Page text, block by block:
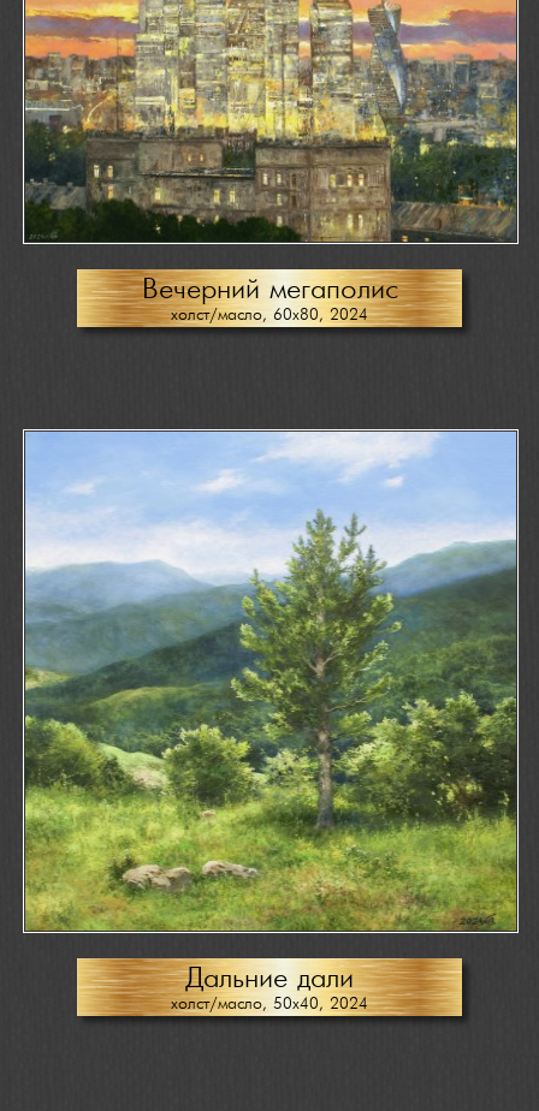
Вечерний мегаполис
холст/масло, 60х80, 2024
Дальние дали
холст/масло, 50х40, 2024